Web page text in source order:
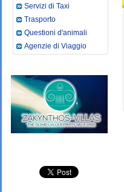
Servizi di Taxi
Trasporto
Questioni d'animali
Agenzie di Viaggio